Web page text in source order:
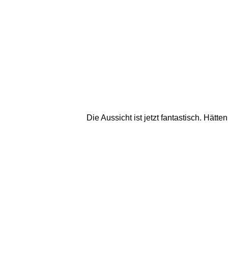
Die Aussicht ist jetzt fantastisch.